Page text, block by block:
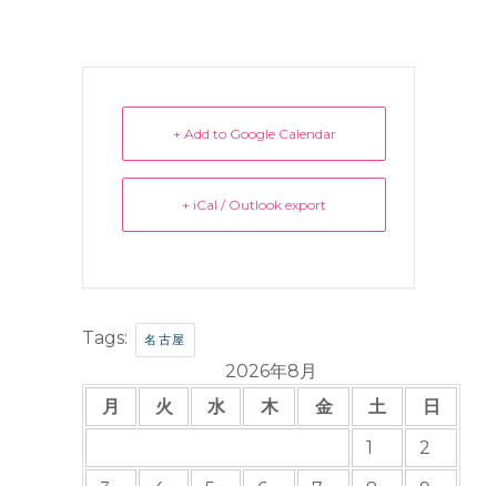
+ Add to Google Calendar
+ iCal / Outlook export
Tags: 名古屋
2026年8月
月
火 水 木 金 土
日
1
2